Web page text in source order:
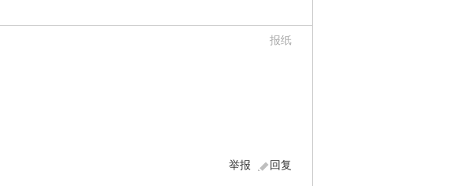
报纸
回复
举报